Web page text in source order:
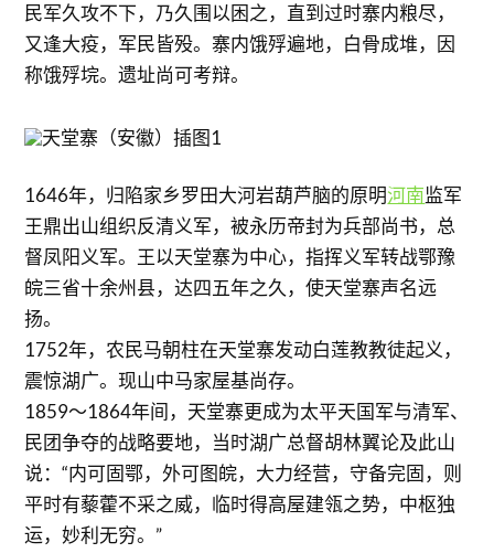
民军久攻不下，乃久围以困之，直到过时寨内粮尽，
又逢大疫，军民皆殁。寨内饿殍遍地，白骨成堆，因
称饿殍垸。遗址尚可考辩。
1646年，归陷家乡罗田大河岩葫芦脑的原明河南监军
王鼎出山组织反清义军，被永历帝封为兵部尚书，总
督凤阳义军。王以天堂寨为中心，指挥义军转战鄂豫
皖三省十余州县，达四五年之久，使天堂寨声名远
扬。
1752年，农民马朝柱在天堂寨发动白莲教教徒起义，
震惊湖广。现山中马家屋基尚存。
1859～1864年间，天堂寨更成为太平天国军与清军、
民团争夺的战略要地，当时湖广总督胡林翼论及此山
说：“内可固鄂，外可图皖，大力经营，守备完固，则
平时有藜藿不采之威，临时得高屋建瓴之势，中枢独
运，妙利无穷。”